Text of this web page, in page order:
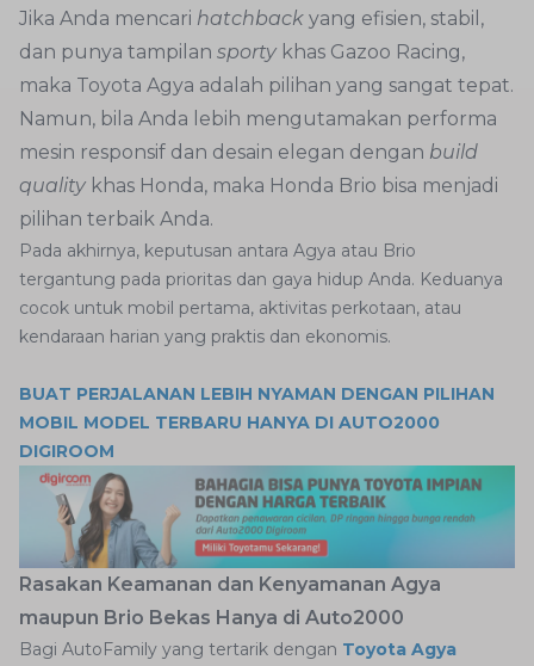
Jika Anda mencari hatchback yang efisien, stabil,
dan punya tampilan sporty khas Gazoo Racing,
maka Toyota Agya adalah pilihan yang sangat tepat.
Namun, bila Anda lebih mengutamakan performa
mesin responsif dan desain elegan dengan build
quality khas Honda, maka Honda Brio bisa menjadi
pilihan terbaik Anda.
Pada akhirnya, keputusan antara Agya atau Brio
tergantung pada prioritas dan gaya hidup Anda. Keduanya
cocok untuk mobil pertama, aktivitas perkotaan, atau
kendaraan harian yang praktis dan ekonomis.
BUAT PERJALANAN LEBIH NYAMAN DENGAN PILIHAN
MOBIL MODEL TERBARU HANYA DI AUTO2000
DIGIROOM
Rasakan Keamanan dan Kenyamanan Agya
maupun Brio Bekas Hanya di Auto2000
Bagi AutoFamily yang tertarik dengan Toyota Agya